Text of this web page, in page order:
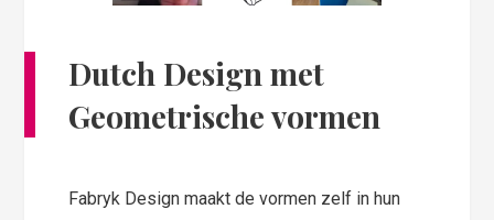
Dutch Design met
Geometrische vormen
Fabryk Design maakt de vormen zelf in hun